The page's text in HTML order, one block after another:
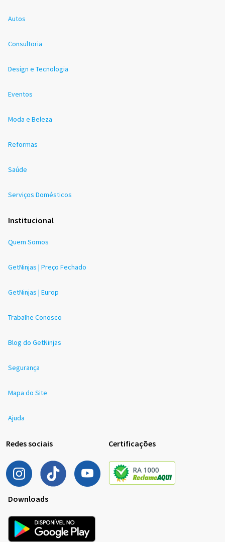
Autos
Consultoria
Design e Tecnologia
Eventos
Moda e Beleza
Reformas
Saúde
Serviços Domésticos
Institucional
Quem Somos
GetNinjas | Preço Fechado
GetNinjas | Europ
Trabalhe Conosco
Blog do GetNinjas
Segurança
Mapa do Site
Ajuda
Redes sociais Certificações
Downloads